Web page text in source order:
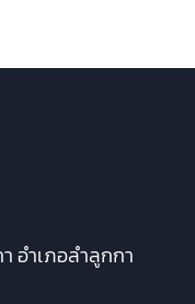
อำเภอลำลูกกา